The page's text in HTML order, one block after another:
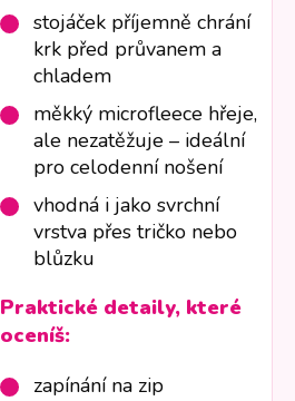
stojáček příjemně chrání
krk před průvanem a
chladem
měkký microfleece hřeje,
ale nezatěžuje – ideální
pro celodenní nošení
vhodná i jako svrchní
vrstva přes tričko nebo
blůzku
Praktické detaily, které
oceníš:
zapínání na zip